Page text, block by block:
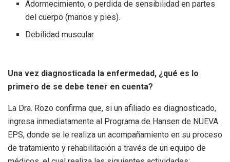
Adormecimiento, o perdida de sensibilidad en partes
del cuerpo (manos y pies).
Debilidad muscular.
Una vez diagnosticada la enfermedad, ¿qué es lo
primero de se debe tener en cuenta?
La Dra. Rozo confirma que, si un afiliado es diagnosticado,
ingresa inmediatamente al Programa de Hansen de NUEVA
EPS, donde se le realiza un acompañamiento en su proceso
de tratamiento y rehabilitación a través de un equipo de